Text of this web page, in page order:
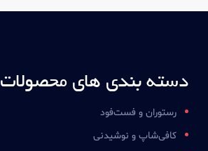
دسته بندی های محصولات
رستوران و فست‌فود
کافی‌شاپ و نوشیدنی